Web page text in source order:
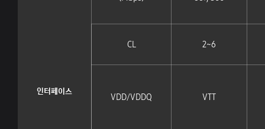
인터페이스
CL 2~6
VDD/VDDQ VTT